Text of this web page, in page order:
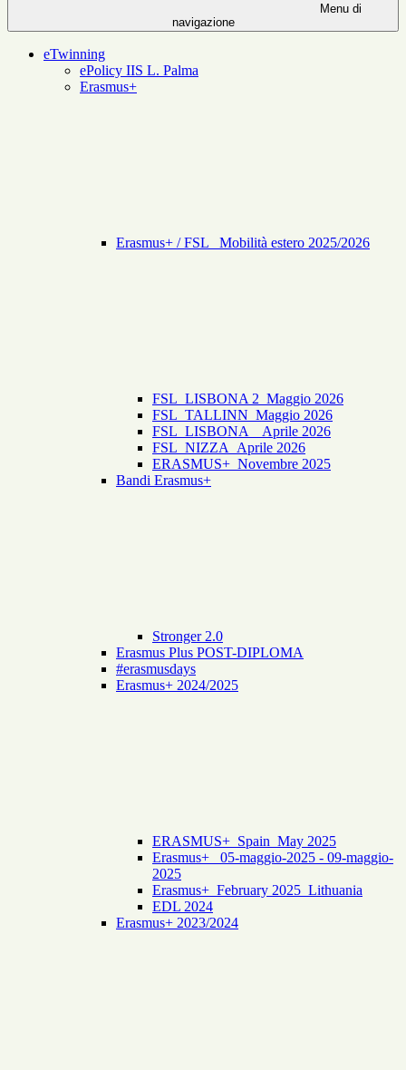
Menu di
navigazione
eTwinning
ePolicy IIS L. Palma
Erasmus+
Erasmus+ / FSL _Mobilità estero 2025/2026
FSL_LISBONA 2_Maggio 2026
FSL_TALLINN_Maggio 2026
FSL_LISBONA _ Aprile 2026
FSL_NIZZA_Aprile 2026
ERASMUS+_Novembre 2025
Bandi Erasmus+
Stronger 2.0
Erasmus Plus POST-DIPLOMA
#erasmusdays
Erasmus+ 2024/2025
ERASMUS+_Spain_May 2025
Erasmus+_ 05-maggio-2025 - 09-maggio-
2025
Erasmus+_February 2025_Lithuania
EDL 2024
Erasmus+ 2023/2024